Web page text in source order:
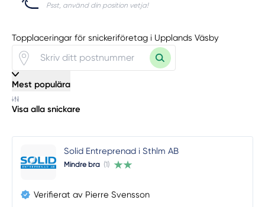
Psst, använd din position vetja!
Topplaceringar för snickeriföretag i Upplands Väsby
Mest populära
Visa alla snickare
Solid Entreprenad i Sthlm AB
Mindre bra (1)
Verifierat av Pierre Svensson